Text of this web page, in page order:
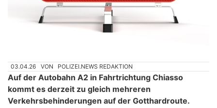
03.04.26 VON POLIZEI.NEWS REDAKTION
Auf der Autobahn A2 in Fahrtrichtung Chiasso
kommt es derzeit zu gleich mehreren
Verkehrsbehinderungen auf der Gotthardroute.